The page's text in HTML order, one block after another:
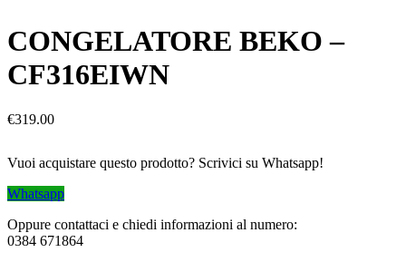
CONGELATORE BEKO –
CF316EIWN
€319.00
Vuoi acquistare questo prodotto? Scrivici su Whatsapp!
Whatsapp
Oppure contattaci e chiedi informazioni al numero:
0384 671864